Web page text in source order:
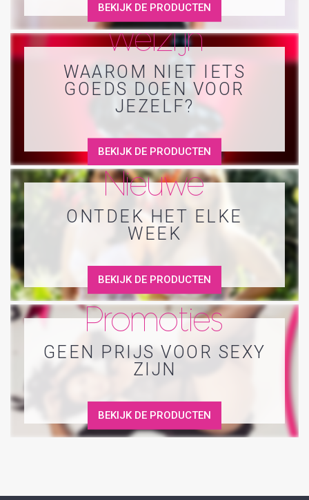
BEKIJK DE PRODUCTEN
Welzijn
WAAROM NIET IETS
GOEDS DOEN VOOR
JEZELF?
BEKIJK DE PRODUCTEN
Nieuwe
ONTDEK HET ELKE
WEEK
BEKIJK DE PRODUCTEN
Promoties
GEEN PRIJS VOOR SEXY
ZIJN
BEKIJK DE PRODUCTEN